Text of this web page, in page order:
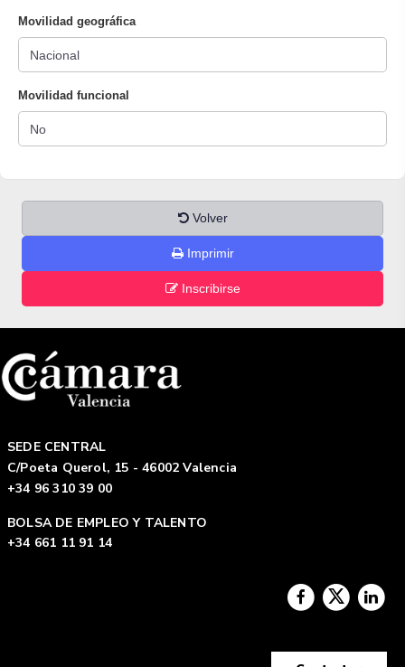
Movilidad geográfica
Movilidad funcional
Volver
Imprimir
Inscribirse
SEDE CENTRAL
C/Poeta Querol, 15 - 46002 Valencia
+34 96 310 39 00
BOLSA DE EMPLEO Y TALENTO
+34 661 11 91 14